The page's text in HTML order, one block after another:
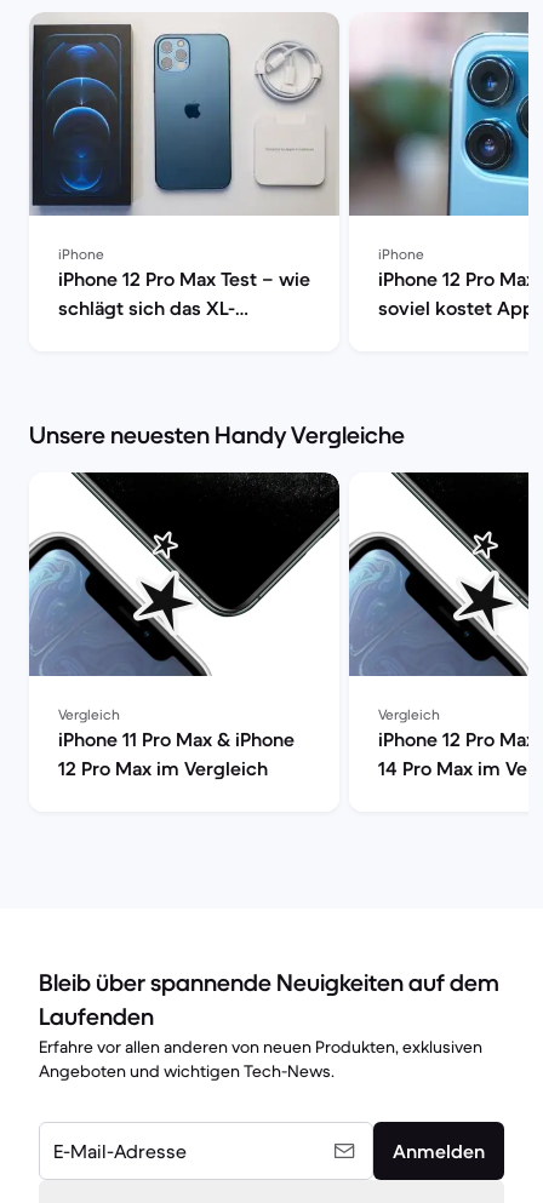
iPhone
iPhone 12 Pro Max Test – wie
schlägt sich das XL-
iPhone
iPhone 12 Pro Max
soviel kostet
Unsere neuesten Handy Vergleiche
Vergleich
iPhone 11 Pro Max & iPhone
12 Pro Max im Vergleich
Vergleich
iPhone 12 Pro
14 Pro Max im
Bleib über spannende Neuigkeiten auf dem
Laufenden
Erfahre vor allen anderen von neuen Produkten, exklusiven
Angeboten und wichtigen Tech-News.
E-Mail-Adresse Anmelden